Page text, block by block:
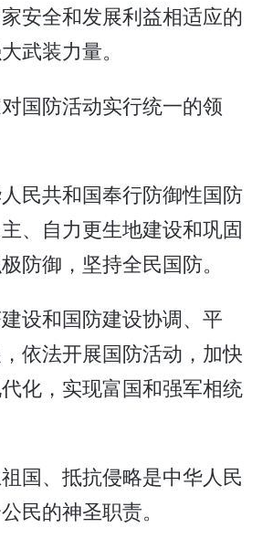
安全和发展利益相适应的
武装力量。
国防活动实行统一的领
民共和国奉行防御性国防
、自力更生地建设和巩固
防御，坚持全民国防。
设和国防建设协调、平
依法开展国防活动，加快
化，实现富国和强军相统
国、抵抗侵略是中华人民
民的神圣职责。